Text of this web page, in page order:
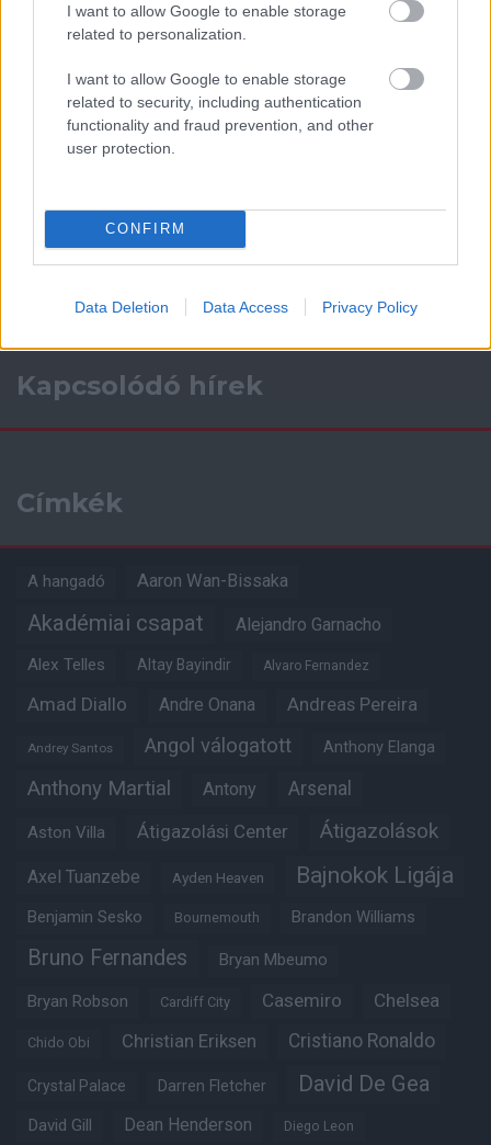
I want to allow Google to enable storage
related to personalization.
I want to allow Google to enable storage
related to security, including authentication
functionality and fraud prevention, and other
user protection.
CONFIRM
Data Deletion Data Access Privacy Policy
ELŐZŐ MÉRKŐZÉSEK
Támogatás
a ManUtdFanatics.hu működését!
Kapcsolódó hírek
Címkék
A hangadó Aaron Wan-Bissaka
Akadémiai csapat Alejandro Garnacho
Alex Telles Altay Bayindir Alvaro Fernandez
Amad Diallo Andre Onana Andreas Pereira
Andrey Santos Angol válogatott Anthony Elanga
Anthony Martial Antony Arsenal
Aston Villa Átigazolási Center Átigazolások
Axel Tuanzebe Ayden Heaven Bajnokok Ligája
Benjamin Sesko Bournemouth Brandon Williams
Bruno Fernandes Bryan Mbeumo
Bryan Robson Cardiff City Casemiro Chelsea
Chido Obi Christian Eriksen Cristiano Ronaldo
Crystal Palace Darren Fletcher David De Gea
David Gill Dean Henderson Diego Leon